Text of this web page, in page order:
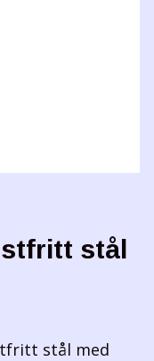
stål
stål med